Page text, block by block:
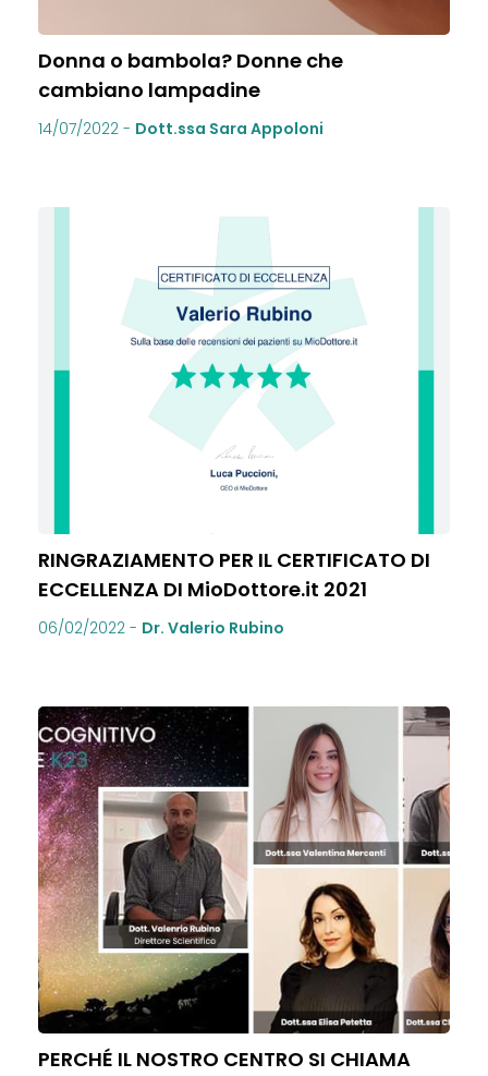
Donna o bambola? Donne che
cambiano lampadine
14/07/2022 - Dott.ssa Sara Appoloni
RINGRAZIAMENTO PER IL CERTIFICATO DI
ECCELLENZA DI MioDottore.it 2021
06/02/2022 - Dr. Valerio Rubino
PERCHÉ IL NOSTRO CENTRO SI CHIAMA